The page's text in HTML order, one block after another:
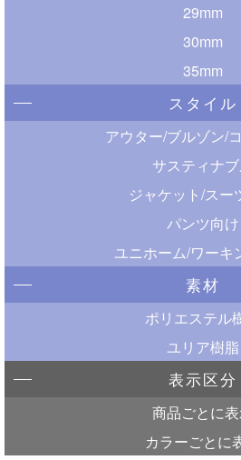
29mm
30mm
35mm
スタイル
アウター/ブルゾン/
サスティナ
ジャケット/スー
パンツ向け
ユニホーム/ワーキ
素材
ポリエステル
ユリア樹脂
表示区分
商品ごとに
カラーごとに